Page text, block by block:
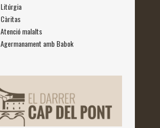
Litúrgia
Càritas
Atenció malalts
Agermanament amb Babok